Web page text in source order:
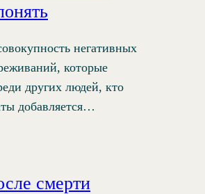
негативных
которые
других людей, кто
добавляется…
смерти